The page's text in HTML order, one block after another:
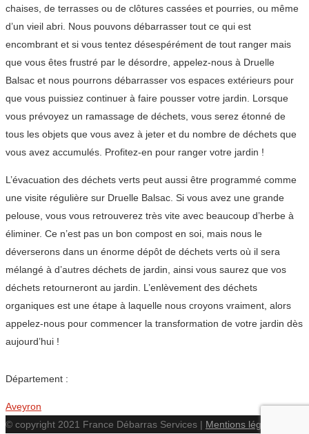
chaises, de terrasses ou de clôtures cassées et pourries, ou même
d’un vieil abri. Nous pouvons débarrasser tout ce qui est
encombrant et si vous tentez désespérément de tout ranger mais
que vous êtes frustré par le désordre, appelez-nous à Druelle
Balsac et nous pourrons débarrasser vos espaces extérieurs pour
que vous puissiez continuer à faire pousser votre jardin. Lorsque
vous prévoyez un ramassage de déchets, vous serez étonné de
tous les objets que vous avez à jeter et du nombre de déchets que
vous avez accumulés. Profitez-en pour ranger votre jardin !
L’évacuation des déchets verts peut aussi être programmé comme
une visite régulière sur Druelle Balsac. Si vous avez une grande
pelouse, vous vous retrouverez très vite avec beaucoup d’herbe à
éliminer. Ce n’est pas un bon compost en soi, mais nous le
déverserons dans un énorme dépôt de déchets verts où il sera
mélangé à d’autres déchets de jardin, ainsi vous saurez que vos
déchets retourneront au jardin. L’enlèvement des déchets
organiques est une étape à laquelle nous croyons vraiment, alors
appelez-nous pour commencer la transformation de votre jardin dès
aujourd’hui !
Département :
Aveyron
© copyright 2021 France Débarras Services | Mentions légales